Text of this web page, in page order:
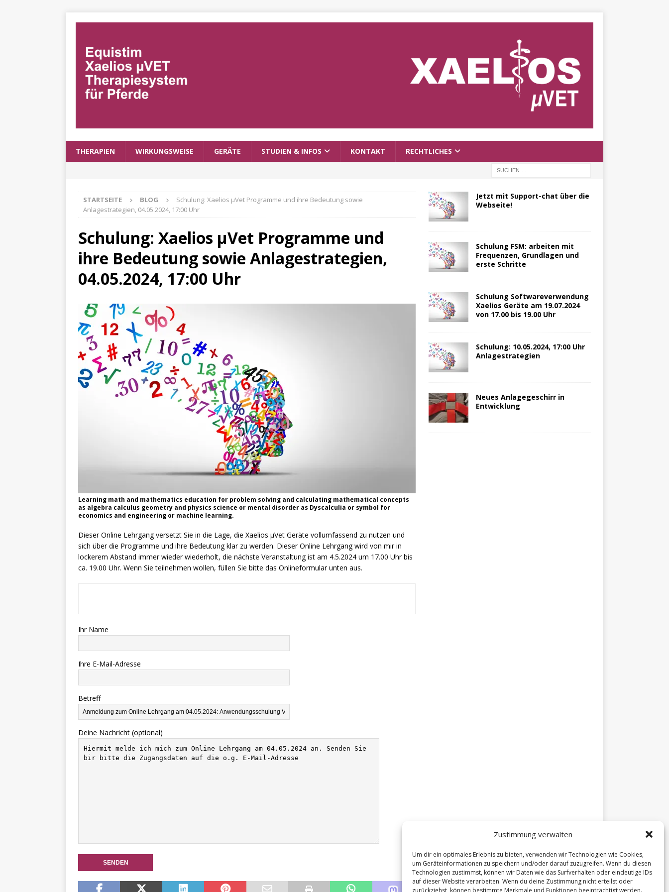
Zustimmung verwalten
Um dir ein optimales Erlebnis zu bieten, verwenden wir Technologien wie Cookies,
um Geräteinformationen zu speichern und/oder darauf zuzugreifen. Wenn du diesen
Technologien zustimmst, können wir Daten wie das Surfverhalten oder eindeutige IDs
auf dieser Website verarbeiten. Wenn du deine Zustimmung nicht erteilst oder
zurückziehst, können bestimmte Merkmale und Funktionen beeinträchtigt werden.
THERAPIEN WIRKUNGSWEISE GERÄTE STUDIEN & INFOS KONTAKT RECHTLICHES
STARTSEITE BLOG
Schulung: Xaelios µVet Programme und ihre Bedeutung sowie
Anlagestrategien, 04.05.2024, 17:00 Uhr
Schulung: Xaelios µVet Programme und
ihre Bedeutung sowie Anlagestrategien,
04.05.2024, 17:00 Uhr
Learning math and mathematics education for problem solving and calculating mathematical concepts
as algebra calculus geometry and physics science or mental disorder as Dyscalculia or symbol for
economics and engineering or machine learning.
Dieser Online Lehrgang versetzt Sie in die Lage, die Xaelios µVet Geräte vollumfassend zu nutzen und
sich über die Programme und ihre Bedeutung klar zu werden. Dieser Online Lehrgang wird von mir in
lockerem Abstand immer wieder wiederholt, die nächste Veranstaltung ist am 4.5.2024 um 17.00 Uhr bis
ca. 19.00 Uhr. Wenn Sie teilnehmen wollen, füllen Sie bitte das Onlineformular unten aus.
Ihr Name
Ihre E-Mail-Adresse
Betreff
Deine Nachricht (optional)
Jetzt mit Support-chat über die
Webseite!
Schulung FSM: arbeiten mit
Frequenzen, Grundlagen und
erste Schritte
Schulung Softwareverwendung
Xaelios Geräte am 19.07.2024
von 17.00 bis 19.00 Uhr
Schulung: 10.05.2024, 17:00 Uhr
Anlagestrategien
Neues Anlagegeschirr in
Entwicklung